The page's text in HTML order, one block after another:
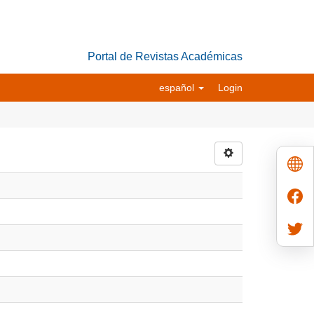
Portal de Revistas Académicas
español Login